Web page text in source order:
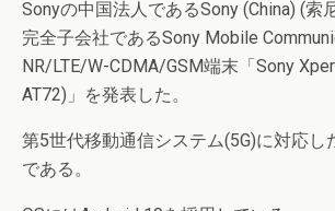
Sonyの中国法人であるSony (China) (索
完全子会社であるSony Mobile
NR/LTE/W-CDMA/GSM端末「Sony
AT72)」を発表した。
第5世代移動通信システム(5G)に対応し
である。